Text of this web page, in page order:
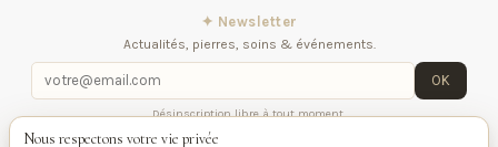
✦ Newsletter
Actualités, pierres, soins & événements.
OK
Désinscription libre à tout moment.
Nous respectons votre vie privée